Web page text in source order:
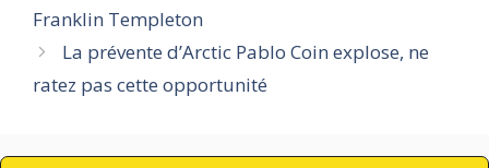
Franklin Templeton
La prévente d’Arctic Pablo Coin explose, ne
ratez pas cette opportunité